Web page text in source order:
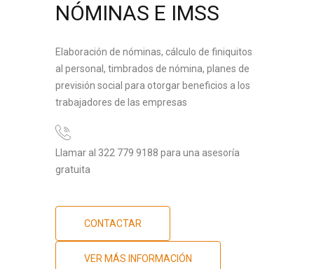
NÓMINAS E IMSS
Elaboración de nóminas, cálculo de finiquitos
al personal, timbrados de nómina, planes de
previsión social para otorgar beneficios a los
trabajadores de las empresas
Llamar al 322 779 9188 para una asesoría
gratuita
CONTACTAR
VER MÁS INFORMACIÓN